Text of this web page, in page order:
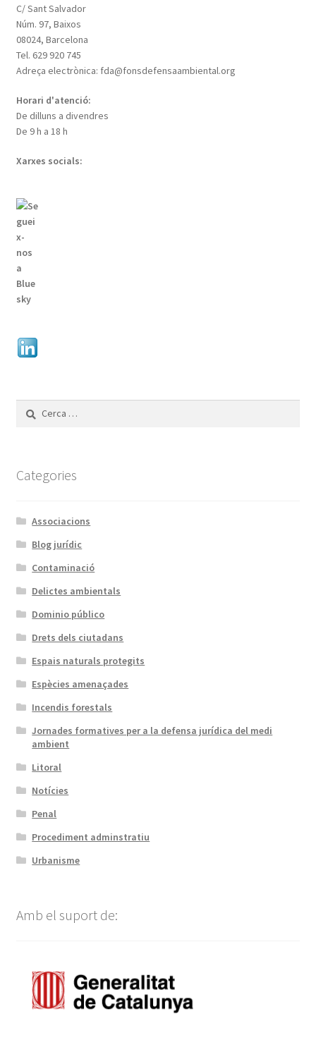
C/ Sant Salvador
Núm. 97, Baixos
08024, Barcelona
Tel. 629 920 745
Adreça electrònica: fda@fonsdefensaambiental.org
Horari d'atenció:
De dilluns a divendres
De 9 h a 18 h
Xarxes socials:
Categories
Associacions
Blog jurídic
Contaminació
Delictes ambientals
Dominio público
Drets dels ciutadans
Espais naturals protegits
Espècies amenaçades
Incendis forestals
Jornades formatives per a la defensa jurídica del medi
ambient
Litoral
Notícies
Penal
Procediment adminstratiu
Urbanisme
Amb el suport de: